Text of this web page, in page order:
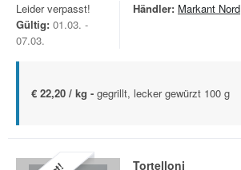
Leider verpasst!
Gültig: 01.03. -
07.03.
Händler: Markant Nord
€ 22,20 / kg - gegrillt, lecker gewürzt 100 g
Tortelloni